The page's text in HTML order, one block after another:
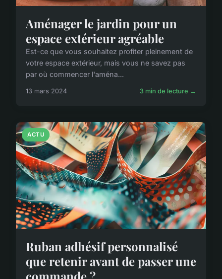
Aménager le jardin pour un
espace extérieur agréable
Est-ce que vous souhaitez profiter pleinement de
votre espace extérieur, mais vous ne savez pas
par où commencer l'aména...
13 mars 2024 3 min de lecture →
ACTU
Ruban adhésif personnalisé
que retenir avant de passer une